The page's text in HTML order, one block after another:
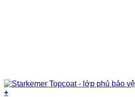
+